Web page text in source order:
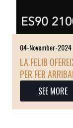
04-November-2024
LA FELIB
PER FER
SEE MORE